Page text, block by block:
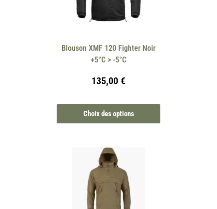
Blouson XMF 120 Fighter Noir
+5°C > -5°C
135,00 €
Choix des options